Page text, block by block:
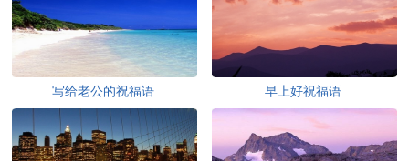
写给老公的祝福语 早上好祝福语